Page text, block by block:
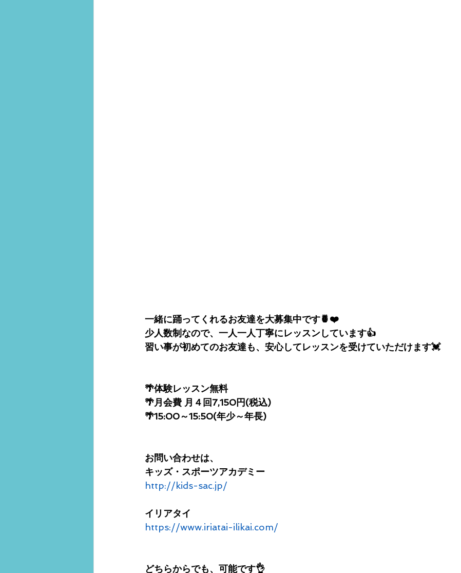
一緒に踊ってくれるお友達を大募集中です🍍❤️
少人数制なので、一人一人丁寧にレッスンしています👍
習い事が初めてのお友達も、安心してレッスンを受けていただけます💓
🌴体験レッスン無料
🌴月会費 月４回7,150円(税込)
🌴15:00～15:50(年少～年長)
お問い合わせは、
キッズ・スポーツアカデミー
http://kids-sac.jp/
イリアタイ
https://www.iriatai-ilikai.com/
どちらからでも、可能です👌